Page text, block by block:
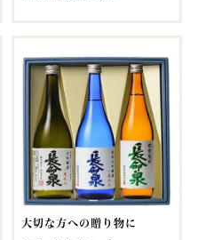
大切な方への贈り物に